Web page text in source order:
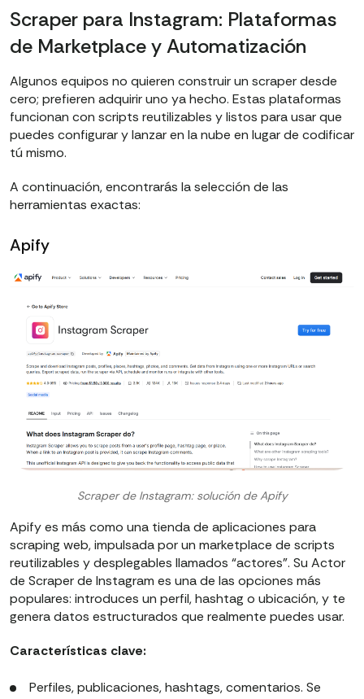
Scraper para Instagram: Plataformas
de Marketplace y Automatización
Algunos equipos no quieren construir un scraper desde
cero; prefieren adquirir uno ya hecho. Estas plataformas
funcionan con scripts reutilizables y listos para usar que
puedes configurar y lanzar en la nube en lugar de codificar
tú mismo.
A continuación, encontrarás la selección de las
herramientas exactas:
Apify
Scraper de Instagram: solución de Apify
Apify es más como una tienda de aplicaciones para
scraping web, impulsada por un marketplace de scripts
reutilizables y desplegables llamados “actores”. Su Actor
de Scraper de Instagram es una de las opciones más
populares: introduces un perfil, hashtag o ubicación, y te
genera datos estructurados que realmente puedes usar.
Características clave:
Perfiles, publicaciones, hashtags, comentarios. Se